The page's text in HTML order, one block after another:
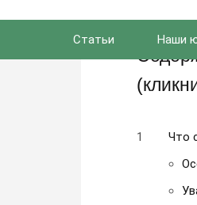
Статьи Наши
Что